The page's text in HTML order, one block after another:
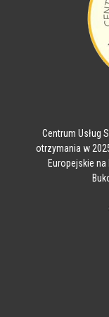
Centrum Usług
otrzymania w
Europejskie